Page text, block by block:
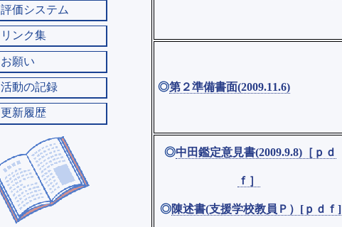
評価システム
リンク集
お願い
活動の記録
更新履歴
◎第２準備書面(2009.11.6)
◎中田鑑定意見書(2009.9.8)［ｐｄ
ｆ］
◎陳述書(支援学校教員Ｐ）[ｐｄｆ]